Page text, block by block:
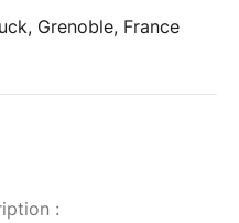
Grenoble, France
: